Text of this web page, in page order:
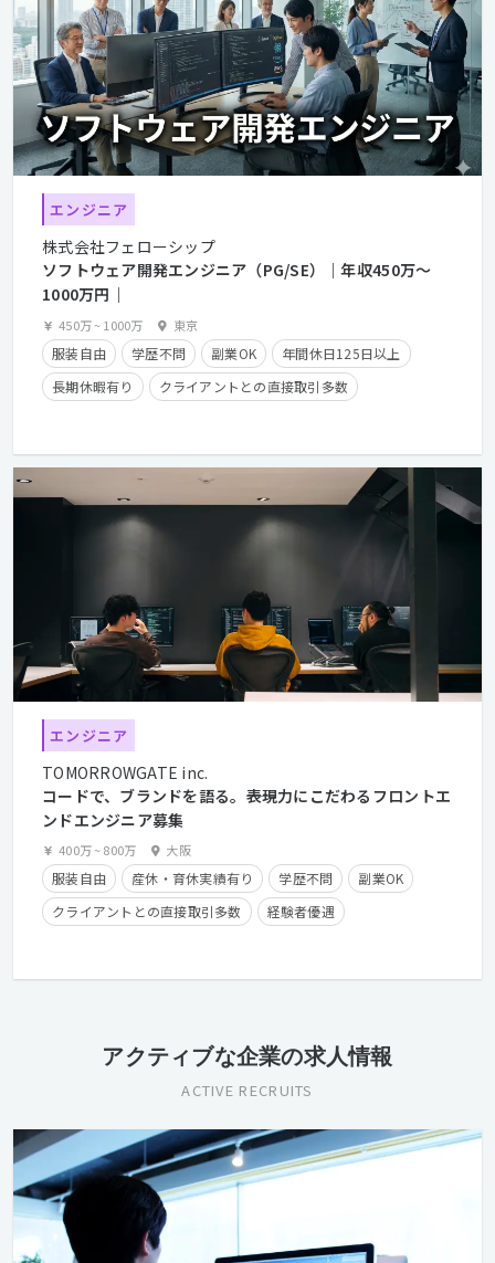
エンジニア
株式会社フェローシップ
ソフトウェア開発エンジニア（PG/SE）｜年収450万〜
1000万円｜
450万~1000万 東京
服装自由 学歴不問 副業OK
年間休日125日以上
長期休暇有り
クライアントとの直接取引多数
エンジニア
TOMORROWGATE inc.
コードで、ブランドを語る。――表現力にこだわるフロントエ
ンドエンジニア募集
400万~800万 大阪
服装自由 産休・育休実績有り 学歴不問
副業OK
クライアントとの直接取引多数
経験者優遇
アクティブな企業の求人情報
ACTIVE RECRUITS